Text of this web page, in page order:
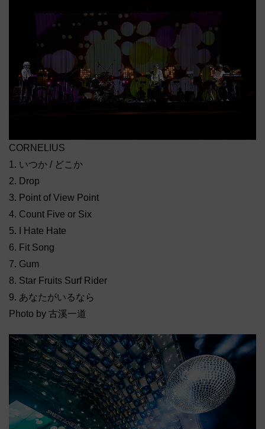
CORNELIUS
1. いつか / どこか
2. Drop
3. Point of View Point
4. Count Five or Six
5. I Hate Hate
6. Fit Song
7. Gum
8. Star Fruits Surf Rider
9. あなたがいるなら
Photo by 古溪一道